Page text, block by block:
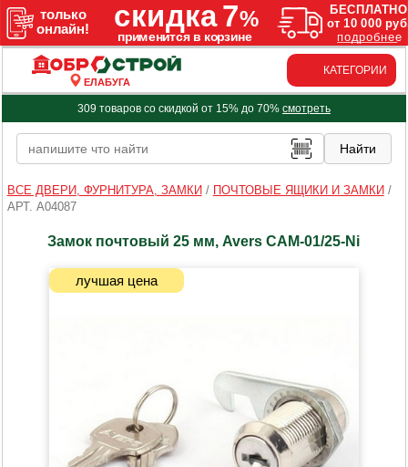
ЕЛАБУГА
КАТЕГОРИИ
309 товаров со скидкой от 15% до 70% смотреть
ВСЕ ДВЕРИ, ФУРНИТУРА, ЗАМКИ / ПОЧТОВЫЕ ЯЩИКИ И ЗАМКИ /
АРТ. A04087
Замок почтовый 25 мм, Avers САМ-01/25-Ni